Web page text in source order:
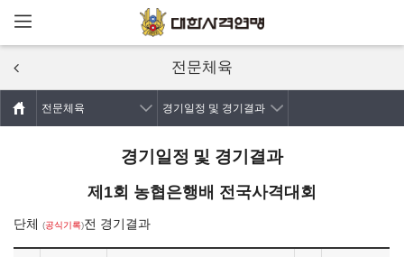
주요콘텐츠로
전문체육
전문체육 경기일정 및 경기결과
경기일정 및 경기결과
제1회 농협은행배 전국사격대회
단체 (공식기록)전 경기결과